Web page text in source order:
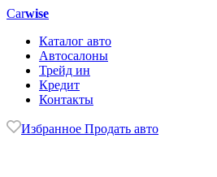
Carwise
Каталог авто
Автосалоны
Трейд ин
Кредит
Контакты
Избранное Продать авто